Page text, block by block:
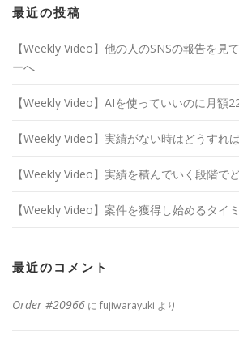
最近の投稿
【Weekly Video】他の人のSNSの報告を見
ーへ
【Weekly Video】AIを使っていいのに月額
【Weekly Video】実績がない時はどうすれ
【Weekly Video】実績を積んでいく段階で
【Weekly Video】案件を獲得し始めるタイ
最近のコメント
Order #20966 に fujiwarayuki より